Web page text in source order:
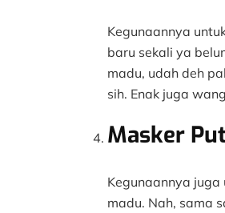
Kegunaannya
baru sekali ya
madu, udah deh
sih. Enak juga
Masker
Kegunaannya
madu. Nah, sama